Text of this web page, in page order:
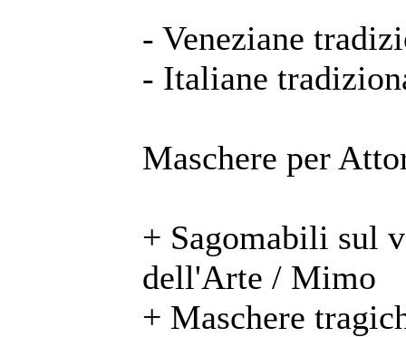
- Veneziane
- Italiane
Maschere per
+ Sagomabili sul
dell'Arte / Mimo
+ Maschere